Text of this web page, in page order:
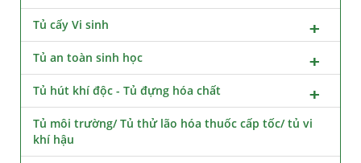
Tủ cấy Vi sinh
Tủ an toàn sinh học
Tủ hút khí độc - Tủ đựng hóa chất
Tủ môi trường/ Tủ thử lão hóa thuốc cấp tốc/ tủ vi
khí hậu